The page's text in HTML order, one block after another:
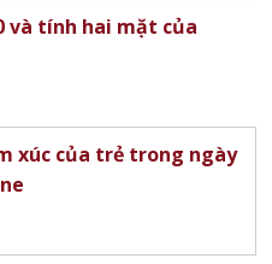
và tính hai mặt của
xúc của trẻ trong ngày